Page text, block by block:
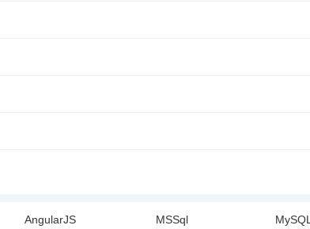
AngularJS MSSql MySQL